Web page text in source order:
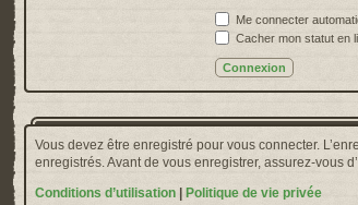
Me connecter
Cacher mon statut en
Vous devez être enregistré pour vous connecter.
enregistrés. Avant de vous enregistrer, assurez-vous
Conditions d’utilisation
Politique de vie privée